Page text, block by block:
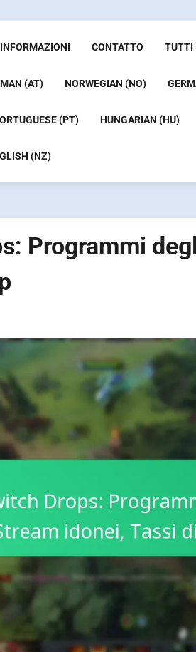
INFORMAZIONI CONTATTO TUTTI
(AT) NORWEGIAN (NO)
(PT) HUNGARIAN (HU)
(NZ)
Programmi